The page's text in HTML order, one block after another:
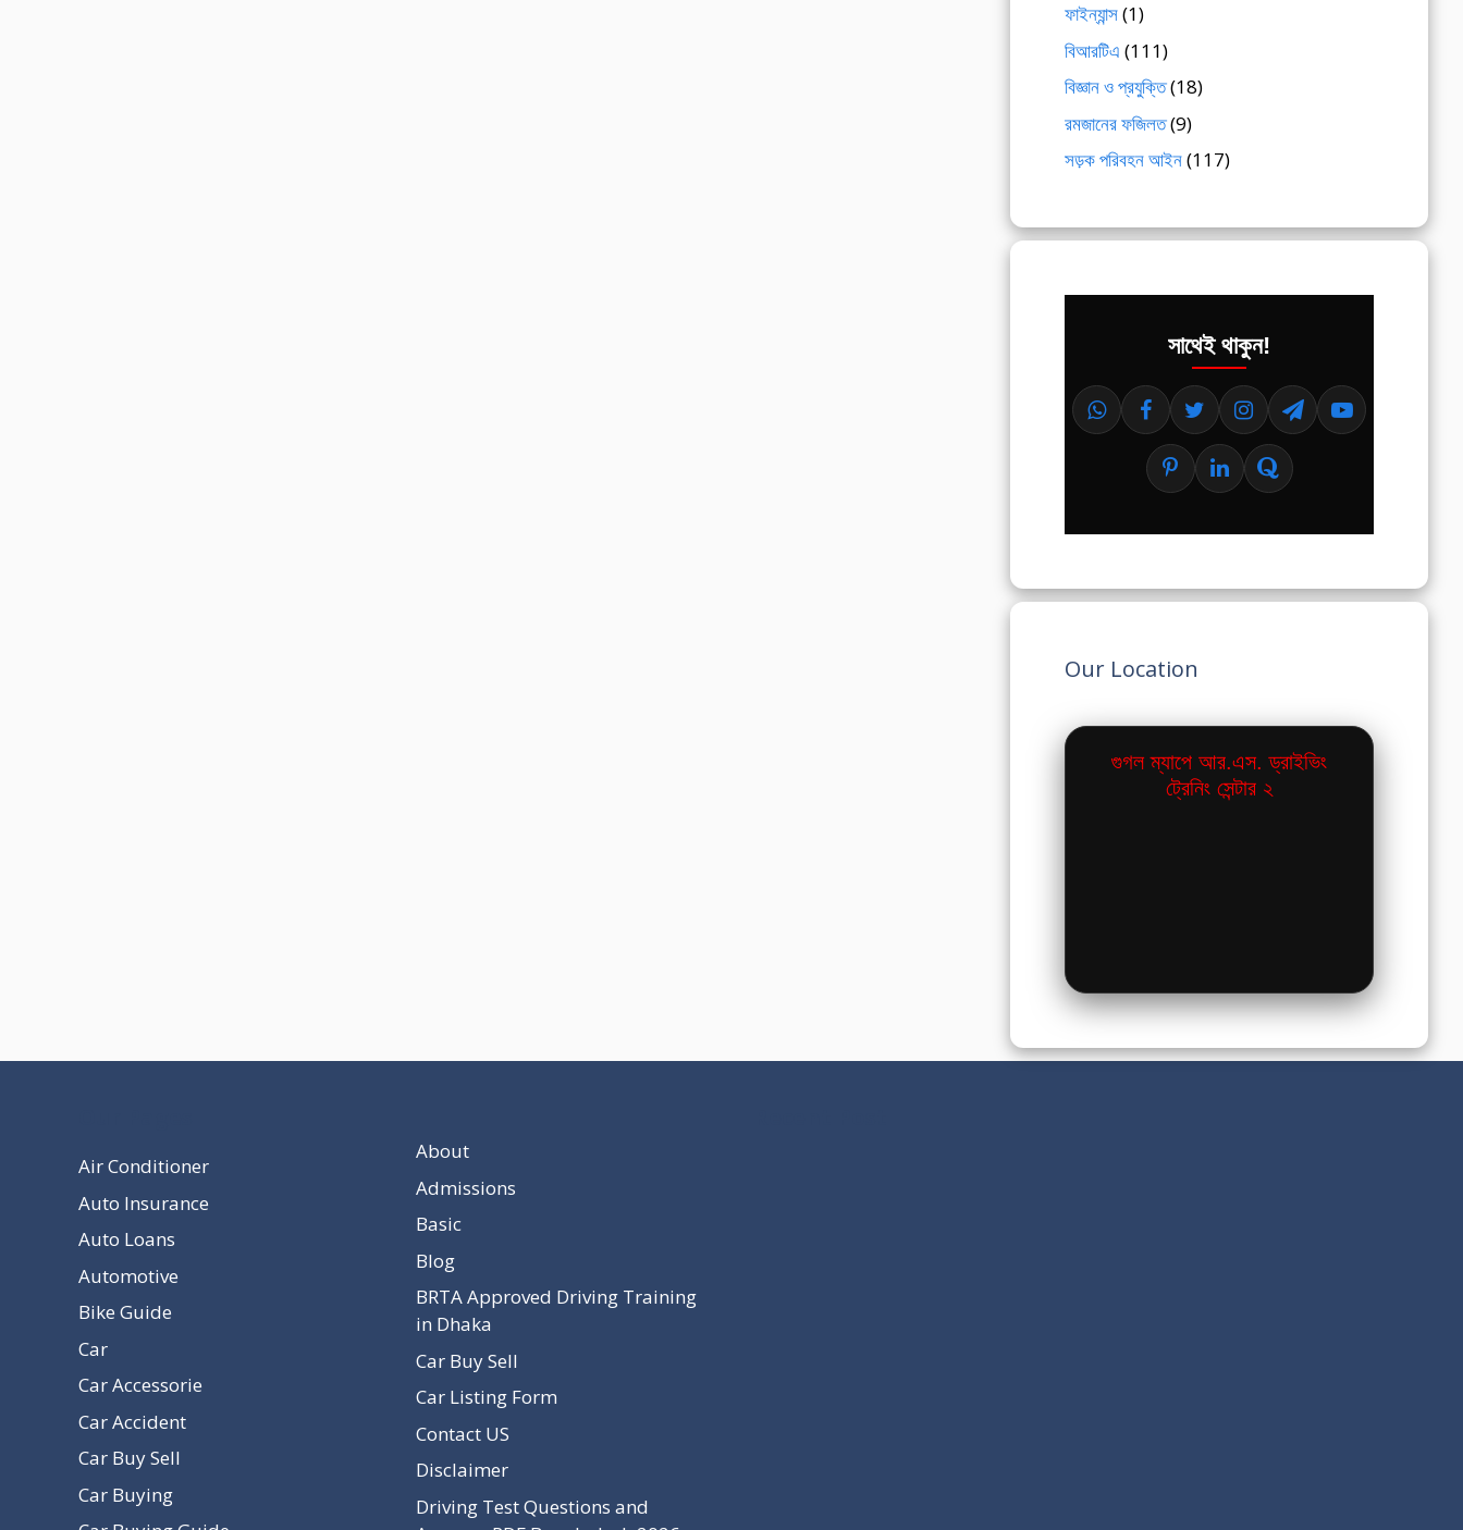
ফাইন্যান্স(1)
বিআরটিএ (111)
বিজ্ঞান ও প্রযুক্তি(18)
রমজানের ফজিলত(9)
সড়ক পরিবহন আইন(117)
সাথেই থাকুন!
Our Location
গুগল ম্যাপে আর.এস. ড্রাইভিং
ট্রেনিং সেন্টার ২
Air Conditioner
Auto Insurance
Auto Loans
Automotive
Bike Guide
Car
Car Accessorie
Car Accident
Car Buy Sell
Car Buying
About
Admissions
Basic
Blog
BRTA Approved Driving Training
in Dhaka
Car Buy Sell
Car Listing Form
Contact US
Disclaimer
Driving Test Questions and